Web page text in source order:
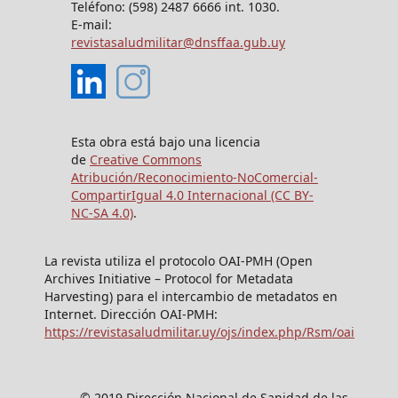
Teléfono: (598) 2487 6666 int. 1030.
E-mail:
revistasaludmilitar@dnsffaa.gub.uy
Esta obra está bajo una licencia
de Creative Commons
Atribución/Reconocimiento-NoComercial-
CompartirIgual 4.0 Internacional (CC BY-
NC-SA 4.0).
La revista utiliza el protocolo OAI-PMH (Open
Archives Initiative – Protocol for Metadata
Harvesting) para el intercambio de metadatos en
Internet. Dirección OAI-PMH:
https://revistasaludmilitar.uy/ojs/index.php/Rsm/oai